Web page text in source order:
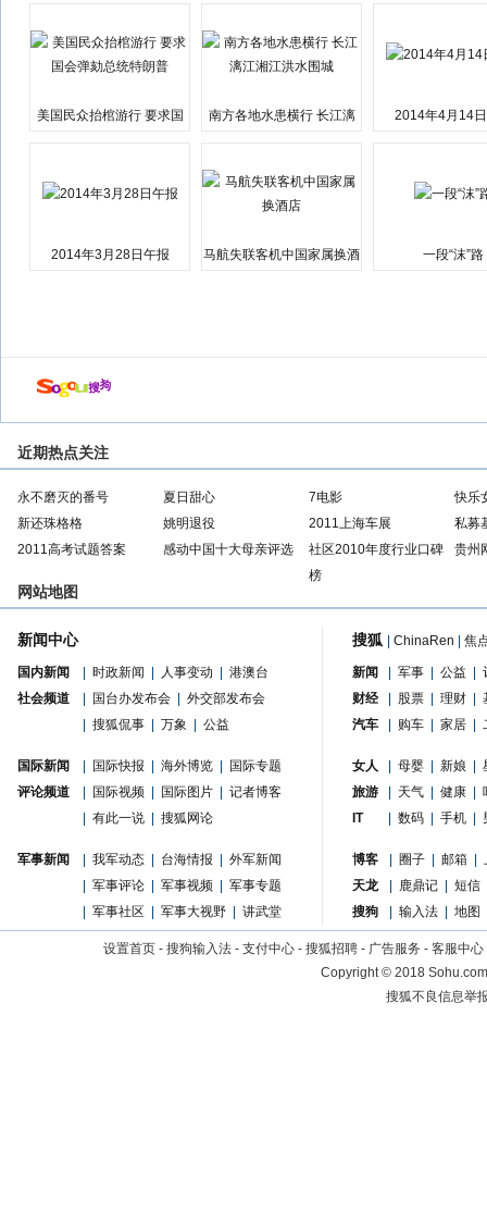
美国民众抬棺游行 要求国
南方各地水患横行 长江漓
2014年4月14
2014年3月28日午报
马航失联客机中国家属换酒
一段“沫”路
近期热点关注
永不磨灭的番号 夏日甜心 7电影
快乐
新还珠格格
姚明退役 2011上海车展
私募
2011高考试题答案
感动中国十大母亲评选
社区2010年度行业口碑
榜
贵州
网站地图
新闻中心
国内新闻 时政新闻 人事变动
港澳台
国台办发布会 外交部发布会
社会频道
搜狐侃事 万象 公益
国际新闻 国际快报 海外博览
国际专题
国际视频 国际图片 记者博客
评论频道
有此一说 搜狐网论
军事新闻 我军动态 台海情报
外军新闻
军事评论 军事视频
军事专题
军事社区 军事大视野 讲武堂
搜狐 ChinaRen 焦
新闻 军事 公益
财经
股票 理财
汽车
购车 家居
女人 母婴 新娘
旅游
天气 健康
IT
数码 手机
博客 圈子 邮箱
天龙
鹿鼎记
短信
搜狗
输入法 地图
设置首页 - 搜狗输入法 - 支付中心 - 搜狐招聘 - 广告服务 - 客服中心
Copyright©2018
搜狐不良信息举